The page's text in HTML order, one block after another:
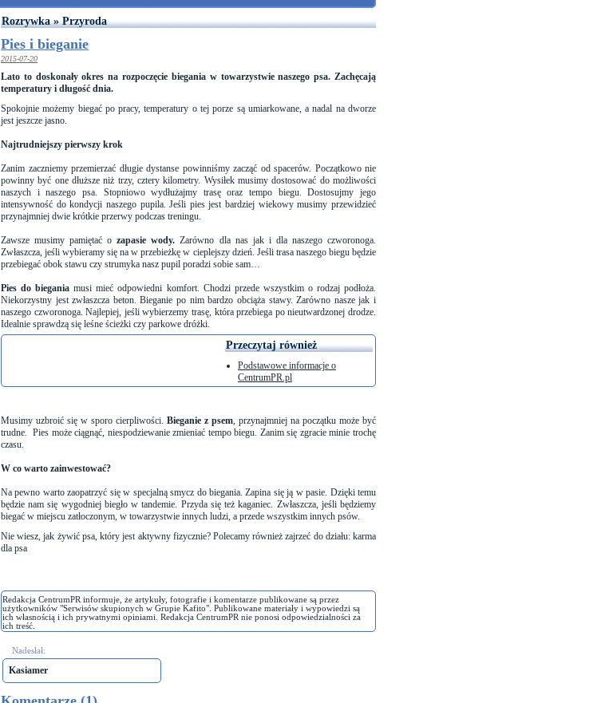
Rozrywka » Przyroda
Pies i bieganie
2015-07-20
Lato to doskonały okres na rozpoczęcie biegania w towarzystwie naszego psa. Zachęcają
temperatury i długość dnia.
Spokojnie możemy biegać po pracy, temperatury o tej porze są umiarkowane, a nadal na dworze
jest jeszcze jasno.
Najtrudniejszy pierwszy krok
Zanim zaczniemy przemierzać długie dystanse powinniśmy zacząć od spacerów. Początkowo nie
powinny być one dłuższe niż trzy, cztery kilometry. Wysiłek musimy dostosować do możliwości
naszych i naszego psa. Stopniowo wydłużajmy trasę oraz tempo biegu. Dostosujmy jego
intensywność do kondycji naszego pupila. Jeśli pies jest bardziej wiekowy musimy przewidzieć
przynajmniej dwie krótkie przerwy podczas treningu.
Zawsze musimy pamiętać o zapasie wody. Zarówno dla nas jak i dla naszego czworonoga.
Zwłaszcza, jeśli wybieramy się na w przebieżkę w cieplejszy dzień. Jeśli trasa naszego biegu będzie
przebiegać obok stawu czy strumyka nasz pupil poradzi sobie sam…
Pies do biegania musi mieć odpowiedni komfort. Chodzi przede wszystkim o rodzaj podłoża.
Niekorzystny jest zwłaszcza beton. Bieganie po nim bardzo obciąża stawy. Zarówno nasze jak i
naszego czworonoga. Najlepiej, jeśli wybierzemy trasę, która przebiega po nieutwardzonej drodze.
Idealnie sprawdzą się leśne ścieżki czy parkowe dróżki.
Przeczytaj również
Podstawowe informacje o
CentrumPR.pl
Musimy uzbroić się w sporo cierpliwości. Bieganie z psem, przynajmniej na początku może być
trudne. Pies może ciągnąć, niespodziewanie zmieniać tempo biegu. Zanim się zgracie minie trochę
czasu.
W co warto zainwestować?
Na pewno warto zaopatrzyć się w specjalną smycz do biegania. Zapina się ją w pasie. Dzięki temu
będzie nam się wygodniej biegło w tandemie. Przyda się też kaganiec. Zwłaszcza, jeśli będziemy
biegać w miejscu zatłoczonym, w towarzystwie innych ludzi, a przede wszystkim innych psów.
Nie wiesz, jak żywić psa, który jest aktywny fizycznie? Polecamy również zajrzeć do działu: karma
dla psa
Redakcja CentrumPR informuje, że artykuły, fotografie i komentarze publikowane są przez
użytkowników "Serwisów skupionych w Grupie Kafito". Publikowane materiały i wypowiedzi są
ich własnością i ich prywatnymi opiniami. Redakcja CentrumPR nie ponosi odpowiedzialności za
ich treść.
Nadesłał:
Kasiamer